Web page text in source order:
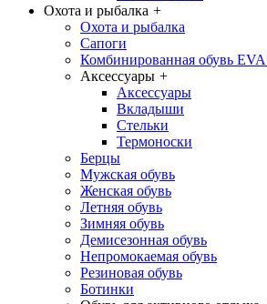
Охота и рыбалка +
Охота и рыбалка
Сапоги
Комбинированная обувь
Аксессуары +
Аксессуары
Вкладыши
Стельки
Термоноски
Берцы
Мужская обувь
Женская обувь
Летняя обувь
Зимняя обувь
Демисезонная обувь
Непромокаемая обувь
Резиновая обувь
Ботинки